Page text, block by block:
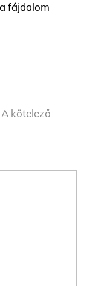
fájdalom
A kötelező